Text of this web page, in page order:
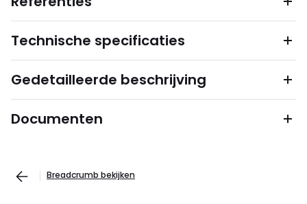
Technische specificaties
Gedetailleerde beschrijving
Documenten
Breadcrumb bekijken